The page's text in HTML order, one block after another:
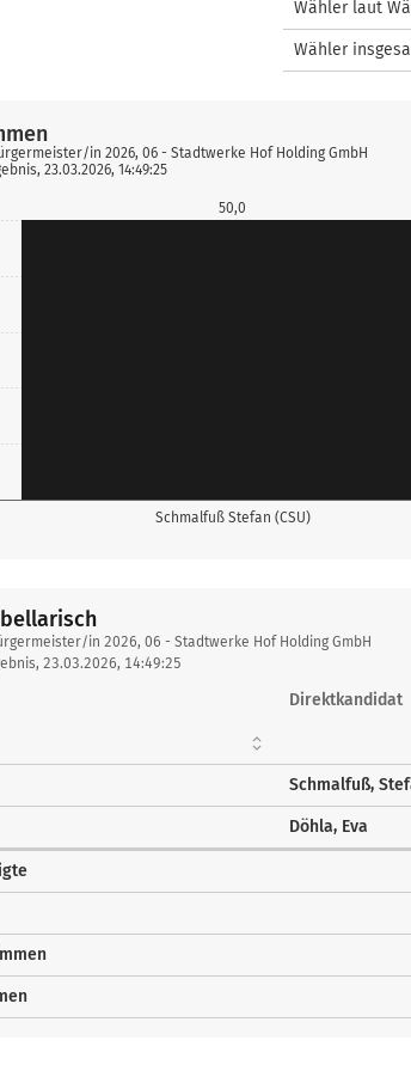
Wähler laut
Wähler
Schmalfuß Stefan (CSU)
50,0
in 2026, 06 - Stadtwerke Hof Holding GmbH
23.03.2026, 14:49:25
in 2026, 06 - Stadtwerke Hof Holding GmbH
23.03.2026, 14:49:25
Direktkandidat
Schmalfuß,
Döhla, Eva